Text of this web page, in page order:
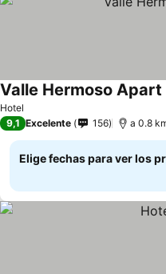
Hotel
Valle Hermoso Apart
9,1 Excelente 156 a 0.8
Elige fechas para ver los